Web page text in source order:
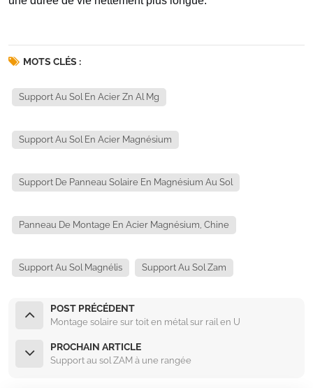
MOTS CLÉS :
Support Au Sol En Acier Zn Al Mg
Support Au Sol En Acier Magnésium
Support De Panneau Solaire En Magnésium Au Sol
Panneau De Montage En Acier Magnésium, Chine
Support Au Sol Magnélis Support Au Sol Zam
POST PRÉCÉDENT
Montage solaire sur toit en métal sur rail en U
PROCHAIN ARTICLE
Support au sol ZAM à une rangée